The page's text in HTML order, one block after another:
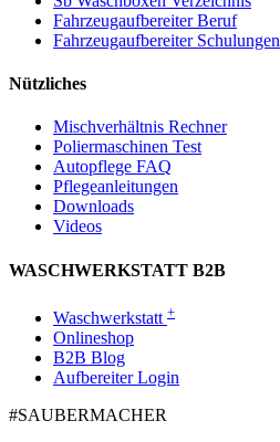
Fahrzeugaufbereiter Beruf
Fahrzeugaufbereiter Schulungen
Nützliches
Mischverhältnis Rechner
Poliermaschinen Test
Autopflege FAQ
Pflegeanleitungen
Downloads
Videos
WASCHWERKSTATT B2B
Waschwerkstatt +
Onlineshop
B2B Blog
Aufbereiter Login
#SAUBER­MACHER